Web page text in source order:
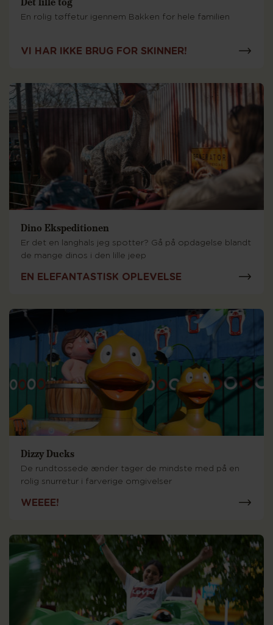
En rolig tøffetur igennem Bakken for hele familien
VI HAR IKKE BRUG FOR SKINNER!
Dino Ekspeditionen
Er det en langhals jeg spotter? Gå på opdagelse blandt
de mange dinos i den lille jeep
EN ELEFANTASTISK OPLEVELSE
Dizzy Ducks
De rundtossede ænder tager de mindste med på en
rolig snurretur i farverige omgivelser
WEEEE!